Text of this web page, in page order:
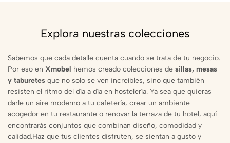
Explora nuestras colecciones
Sabemos que cada detalle cuenta cuando se trata de tu negocio.
Por eso en Xmobel hemos creado colecciones de sillas, mesas
y taburetes que no solo se ven increíbles, sino que también
resisten el ritmo del día a día en hostelería. Ya sea que quieras
darle un aire moderno a tu cafetería, crear un ambiente
acogedor en tu restaurante o renovar la terraza de tu hotel, aquí
encontrarás conjuntos que combinan diseño, comodidad y
calidad.Haz que tus clientes disfruten, se sientan a gusto y